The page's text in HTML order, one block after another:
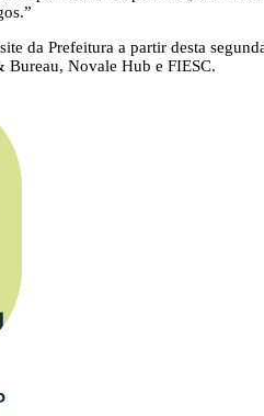
da Prefeitura a partir desta
Novale Hub e FIESC.